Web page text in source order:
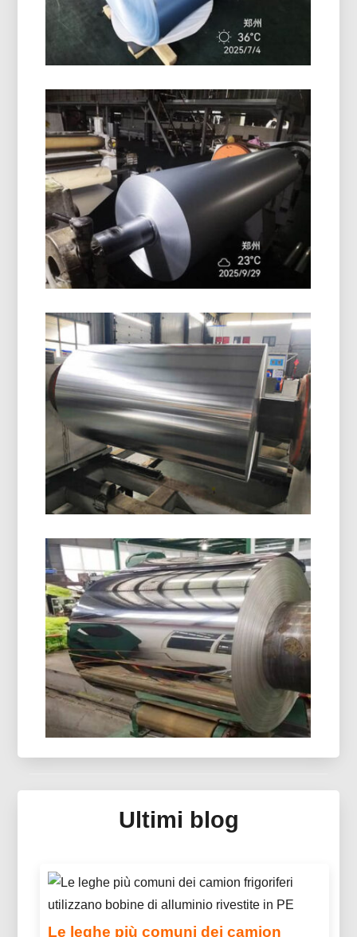
durata, e design leggero.
Rotolo Di Foglio Di Alluminio
Rivestito In PE
Il rotolo di foglio di alluminio rivestito in PE di alta
qualità offre un'eccellente protezione della
superficie, Resistenza all'umidità, e prestazioni
affidabili per l'imballaggio e l'isolamento.
Foglio Di Alluminio Per
Imballaggio In Blister
Farmaceutico
Scopri il foglio di alluminio per l'imballaggio in
blister farmaceutico con un'umidità superiore,
ossigeno, e protezione dalla luce. Ideale per la
sicurezza, stabile, e confezionamento dei farmaci
conforme.
8021 Foglio Di Alluminio Con
Formatura A Freddo
8021 il foglio di alluminio formato a freddo è
progettato per imballaggi in blister esigenti,
offrendo un'eccezionale resistenza all'umidità,
Ottima formabilità, e una protezione affidabile
della durata di conservazione.
Collettore Solare Termico
Scopri l'alluminio a specchio avanzato per i
rivestimenti protettivi multistrato per collettori di
nuova generazione.
Ultimi blog
Le leghe più comuni dei camion